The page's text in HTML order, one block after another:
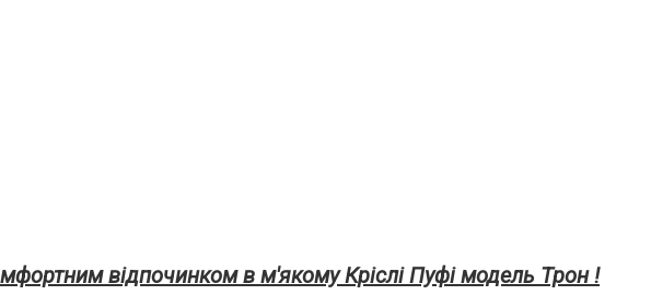
відпочинком в м'якому Кріслі Пуфі модель Трон !